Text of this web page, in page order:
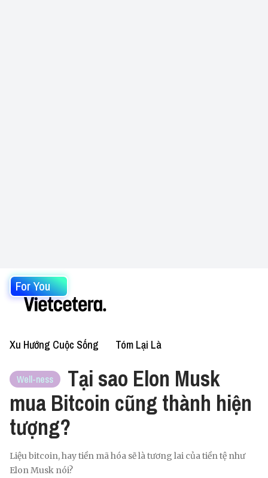
For You
Xu Hướng Cuộc Sống Tóm Lại Là
Well-ness
Tại sao Elon Musk
mua Bitcoin cũng thành hiện
tượng?
Liệu bitcoin, hay tiền mã hóa sẽ là tương lai của tiền tệ như
Elon Musk nói?